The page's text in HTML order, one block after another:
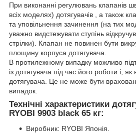
При виконанні регулювань клапанів
всіх моделях) дотягувачів , а також
та уповільнення зачинення (на тих
уважно видстежувати ступінь
стрілки). Клапан не повинен бути
площину корпуса дотягувача.
В протилежному випадку можливо
із дотягувача під час його роботи і,
дотягувача. Це не може бути
випадок.
Технічні характеристики
RYOBI 9903 black 65 кг:
Виробник: RYOBI Японія.